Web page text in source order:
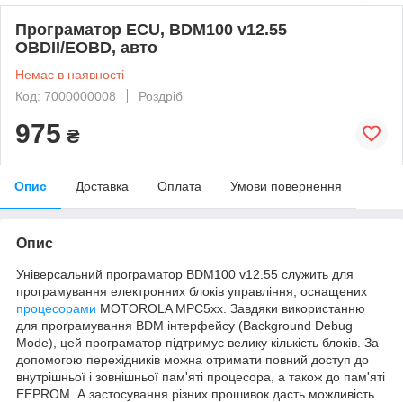
Програматор ECU, BDM100 v12.55
OBDII/EOBD, авто
Немає в наявності
Код: 7000000008
Роздріб
975 ₴
Опис Доставка Оплата Умови повернення
Опис
Універсальний програматор BDM100 v12.55 служить для
програмування електронних блоків управління, оснащених
процесорами MOTOROLA MPC5xx. Завдяки використанню
для програмування BDM інтерфейсу (Background Debug
Mode), цей програматор підтримує велику кількість блоків. За
допомогою перехідників можна отримати повний доступ до
внутрішньої і зовнішньої пам'яті процесора, а також до пам'яті
EEPROM. А застосування різних прошивок дасть можливість